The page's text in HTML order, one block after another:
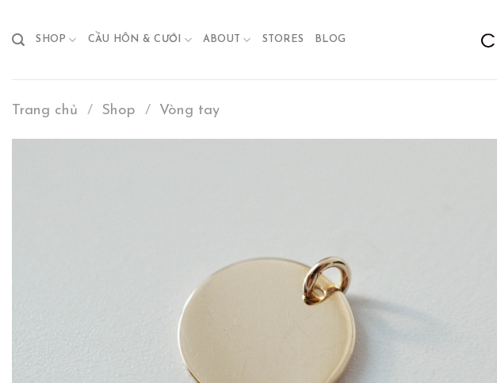
content
SHOP CẦU HÔN & CƯỚI ABOUT STORES BLOG
Trang chủ / Shop / Vòng tay